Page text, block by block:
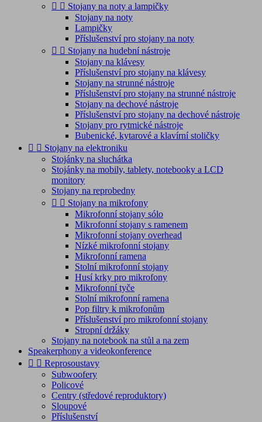
  Stojany na noty a lampičky
Stojany na noty
Lampičky
Příslušenství pro stojany na noty
  Stojany na hudební nástroje
Stojany na klávesy
Příslušenství pro stojany na klávesy
Stojany na strunné nástroje
Příslušenství pro stojany na strunné nástroje
Stojany na dechové nástroje
Příslušenství pro stojany na dechové nástroje
Stojany pro rytmické nástroje
Bubenické, kytarové a klavírní stoličky
  Stojany na elektroniku
Stojánky na sluchátka
Stojánky na mobily, tablety, notebooky a LCD
monitory
Stojany na reprobedny
  Stojany na mikrofony
Mikrofonní stojany sólo
Mikrofonní stojany s ramenem
Mikrofonní stojany overhead
Nízké mikrofonní stojany
Mikrofonní ramena
Stolní mikrofonní stojany
Husí krky pro mikrofony
Mikrofonní tyče
Stolní mikrofonní ramena
Pop filtry k mikrofonům
Příslušenství pro mikrofonní stojany
Stropní držáky
Stojany na notebook na stůl a na zem
Speakerphony a videokonference
  Reprosoustavy
Subwoofery
Policové
Centry (středové reproduktory)
Sloupové
Příslušenství